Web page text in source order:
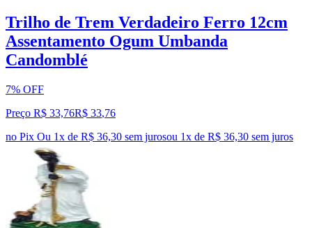
Trilho de Trem Verdadeiro Ferro 12cm
Assentamento Ogum Umbanda
Candomblé
7% OFF
Preço R$ 33,76R$ 33,76
no Pix Ou 1x de R$ 36,30 sem jurosou 1x de R$ 36,30 sem juros